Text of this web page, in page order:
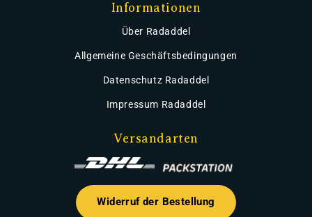
Informationen
Über Radaddel
Allgemeine Geschäftsbedingungen
Datenschutz Radaddel
Impressum Radaddel
Versandarten
Widerruf der Bestellung